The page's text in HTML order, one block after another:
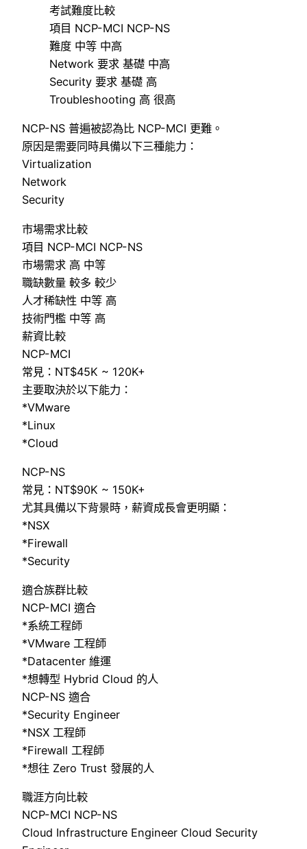
考試難度比較
項目 NCP-MCI NCP-NS
難度 中等 中高
Network 要求 基礎 中高
Security 要求 基礎 高
Troubleshooting 高 很高
NCP-NS 普遍被認為比 NCP-MCI 更難。
原因是需要同時具備以下三種能力：
Virtualization
Network
Security
市場需求比較
項目 NCP-MCI NCP-NS
市場需求 高 中等
職缺數量 較多 較少
人才稀缺性 中等 高
技術門檻 中等 高
薪資比較
NCP-MCI
常見：NT$45K ~ 120K+
主要取決於以下能力：
*VMware
*Linux
*Cloud
NCP-NS
常見：NT$90K ~ 150K+
尤其具備以下背景時，薪資成長會更明顯：
*NSX
*Firewall
*Security
適合族群比較
NCP-MCI 適合
*系統工程師
*VMware 工程師
*Datacenter 維運
*想轉型 Hybrid Cloud 的人
NCP-NS 適合
*Security Engineer
*NSX 工程師
*Firewall 工程師
*想往 Zero Trust 發展的人
職涯方向比較
NCP-MCI NCP-NS
Cloud Infrastructure Engineer Cloud Security